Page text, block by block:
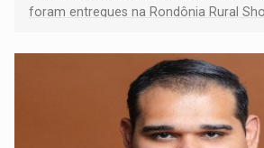
foram entregues na Rondônia Rural